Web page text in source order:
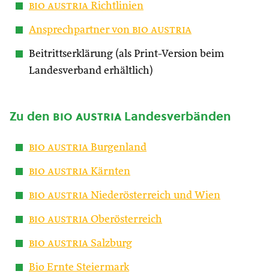
bio austria Richtlinien
Ansprechpartner von bio austria
Beitrittserklärung (als Print-Version beim
Landesverband erhältlich)
Zu den bio austria Landesverbänden
bio austria Burgenland
bio austria Kärnten
bio austria Niederösterreich und Wien
bio austria Oberösterreich
bio austria Salzburg
Bio Ernte Steiermark